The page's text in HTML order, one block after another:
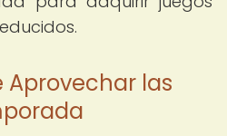
las